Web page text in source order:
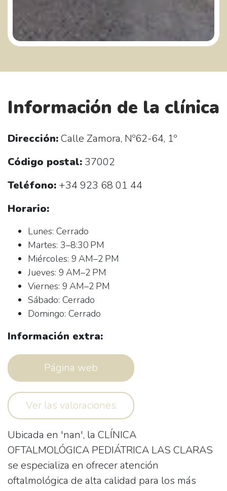
Información de la clínica
Dirección:Calle Zamora, Nº62-64, 1º
Código postal: 37002
Teléfono: +34 923 68 01 44
Horario:
Lunes: Cerrado
Martes: 3–8:30 PM
Miércoles: 9 AM–2 PM
Jueves: 9 AM–2 PM
Viernes: 9 AM–2 PM
Sábado: Cerrado
Domingo: Cerrado
Información extra:
Página web
Ver las valoraciones
Ubicada en 'nan', la CLÍNICA
OFTALMOLÓGICA PEDIÁTRICA LAS CLARAS
se especializa en ofrecer atención
oftalmológica de alta calidad para los más